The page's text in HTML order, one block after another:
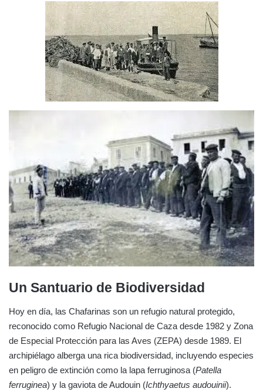
Un Santuario de Biodiversidad
Hoy en día, las Chafarinas son un refugio natural protegido,
reconocido como Refugio Nacional de Caza desde 1982 y Zona
de Especial Protección para las Aves (ZEPA) desde 1989. El
archipiélago alberga una rica biodiversidad, incluyendo especies
en peligro de extinción como la lapa ferruginosa (Patella
ferruginea) y la gaviota de Audouin (Ichthyaetus audouinii).